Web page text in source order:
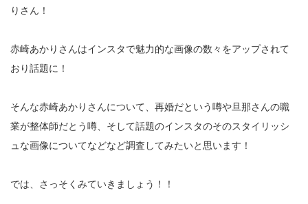
りさん！
赤崎あかりさんはインスタで魅力的な画像の数々をアップされて
おり話題に！
そんな赤崎あかりさんについて、再婚だという噂や旦那さんの職
業が整体師だとう噂、そして話題のインスタのそのスタイリッシ
ュな画像についてなどなど調査してみたいと思います！
では、さっそくみていきましょう！！